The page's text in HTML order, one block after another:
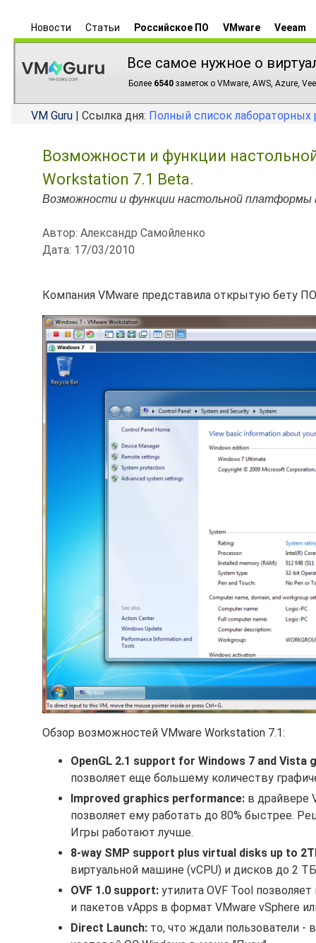
Новости Статьи Российское ПО VMware Veeam
Все самое нужное о
Более 6540 заметок о VMware, AWS, Azure,
VM Guru | Ссылка дня: Полный список лабораторных
Возможности и функции
Workstation 7.1 Beta.
Возможности и функции настольной платформы
Автор: Александр Самойленко
Дата: 17/03/2010
Компания VMware представила открытую бету
Обзор возможностей VMware Workstation 7.1:
OpenGL 2.1 support for Windows 7 and Vista
позволяет еще большему количеству
Improved graphics performance: в драйвере
позволяет ему работать до 80% быстрее.
Игры работают лучше.
8-way SMP support plus virtual disks up to
виртуальной машине (vCPU) и дисков до 2
OVF 1.0 support: утилита OVF Tool
и пакетов vApps в формат VMware vSphere
Direct Launch: то, что ждали пользователи